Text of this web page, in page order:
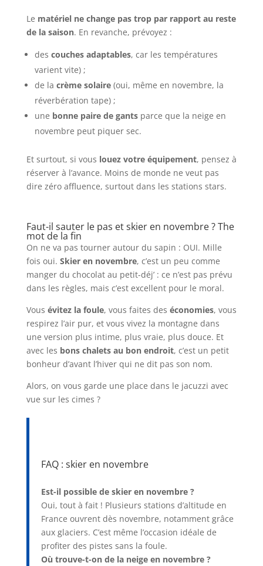
Le matériel ne change pas trop par rapport au reste
de la saison. En revanche, prévoyez :
des couches adaptables, car les températures
varient vite) ;
de la crème solaire(oui, même en novembre, la
réverbération tape) ;
une bonne paire de gantsparce que la neige en
novembre peut piquer sec.
Et surtout, si vous louez votre équipement, pensez à
réserver à l’avance. Moins de monde ne veut pas
dire zéro affluence, surtout dans les stations stars.
Faut-il sauter le pas et skier en novembre ? The
mot de la fin
On ne va pas tourner autour du sapin : OUI. Mille
fois oui. Skier en novembre, c’est un peu comme
manger du chocolat au petit-déj’ : ce n’est pas prévu
dans les règles, mais c’est excellent pour le moral.
Vous évitez la foule, vous faites des économies, vous
respirez l’air pur, et vous vivez la montagne dans
une version plus intime, plus vraie, plus douce. Et
avec les bons chalets au bon endroit, c’est un petit
bonheur d’avant l’hiver qui ne dit pas son nom.
Alors, on vous garde une place dans le jacuzzi avec
vue sur les cimes ?
FAQ : skier en novembre
Est-il possible de skier en novembre ?
Oui, tout à fait ! Plusieurs stations d’altitude en
France ouvrent dès novembre, notamment grâce
aux glaciers. C’est même l’occasion idéale de
profiter des pistes sans la foule.
Où trouve-t-on de la neige en novembre ?